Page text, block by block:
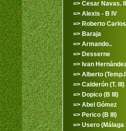
=> Cesar Navas. II
=> Alexis - B IV
=> Roberto
=> Baraja
=> Armando..
=> Desserne
=> Ivan Hernández
=> Alberto
=> Calderón (T. III)
=> Dopico (B III)
=> Abel Gómez
=> Perico (B III)
=> Usero (Málaga